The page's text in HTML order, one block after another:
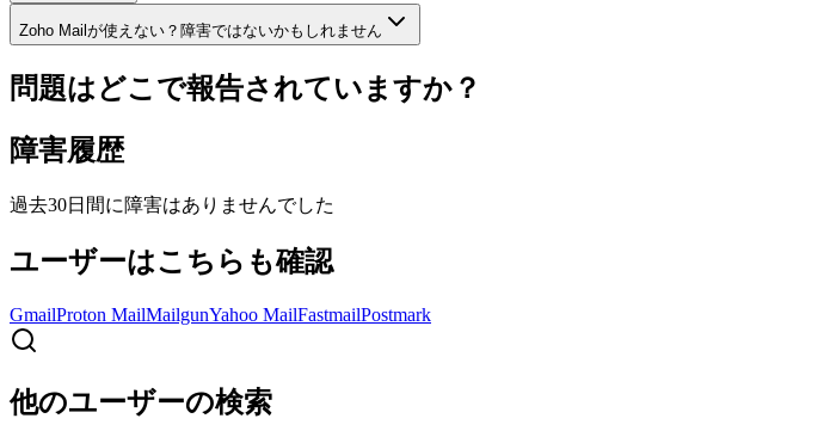
Zoho Mailが使えない？障害ではないかもしれません
問題はどこで報告されていますか？
障害履歴
過去30日間に障害はありませんでした
ユーザーはこちらも確認
GmailProton MailMailgunYahoo MailFastmailPostmark
他のユーザーの検索